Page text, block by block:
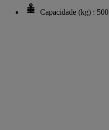
Capacidade (kg) : 500